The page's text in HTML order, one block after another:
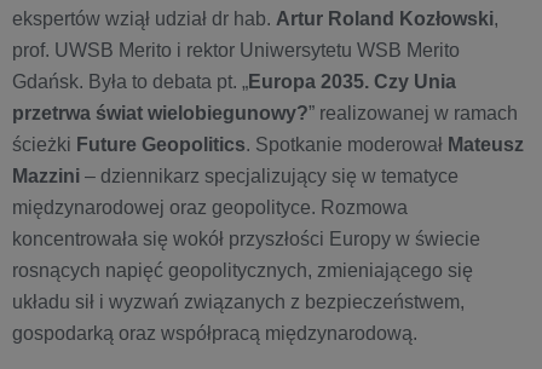
ekspertów wziął udział dr hab. Artur Roland Kozłowski,
prof. UWSB Merito i rektor Uniwersytetu WSB Merito
Gdańsk. Była to debata pt. „Europa 2035. Czy Unia
przetrwa świat wielobiegunowy?” realizowanej w ramach
ścieżki Future Geopolitics. Spotkanie moderował Mateusz
Mazzini – dziennikarz specjalizujący się w tematyce
międzynarodowej oraz geopolityce. Rozmowa
koncentrowała się wokół przyszłości Europy w świecie
rosnących napięć geopolitycznych, zmieniającego się
układu sił i wyzwań związanych z bezpieczeństwem,
gospodarką oraz współpracą międzynarodową.